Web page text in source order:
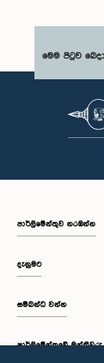
මෙම පිටුව
පාර්ලි‌මේන්තුව නරඹන්න
දැනුමට
සම්බන්ධ වන්න
පාර්ලි‌මේන්තුවේ මන්ත්‍රීවරු